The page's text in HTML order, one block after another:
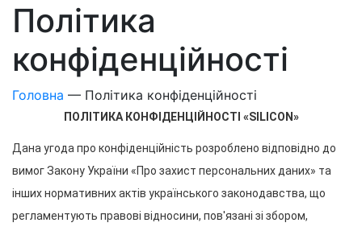
Політика
конфіденційності
Головна — Політика конфіденційності
ПОЛІТИКА КОНФІДЕНЦІЙНОСТІ «SILICON»
Дана угода про конфіденційність розроблено відповідно до
вимог Закону України «Про захист персональних даних» та
інших нормативних актів українського законодавства, що
регламентують правові відносини, пов'язані зі збором,